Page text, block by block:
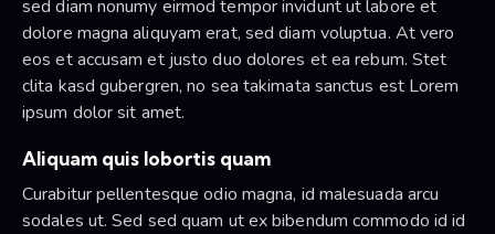
sed diam nonumy eirmod tempor invidunt ut labore et
dolore magna aliquyam erat, sed diam voluptua. At vero
eos et accusam et justo duo dolores et ea rebum. Stet
clita kasd gubergren, no sea takimata sanctus est Lorem
ipsum dolor sit amet.
Aliquam quis lobortis quam
Curabitur pellentesque odio magna, id malesuada arcu
sodales ut. Sed sed quam ut ex bibendum commodo id id